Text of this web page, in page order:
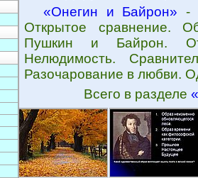
«Онегин и Байрон» -
Открытое сравнение.
Пушкин и Байрон.
Нелюдимость.
Разочарование в любви.
Всего в разделе